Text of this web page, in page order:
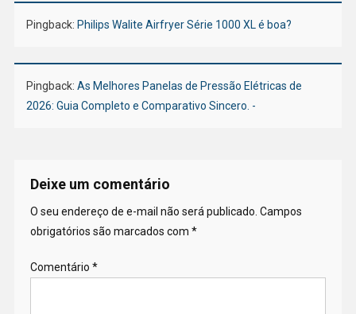
Pingback: Philips Walite Airfryer Série 1000 XL é boa?
Pingback: As Melhores Panelas de Pressão Elétricas de
2026: Guia Completo e Comparativo Sincero. -
Deixe um comentário
O seu endereço de e-mail não será publicado. Campos
obrigatórios são marcados com *
Comentário *